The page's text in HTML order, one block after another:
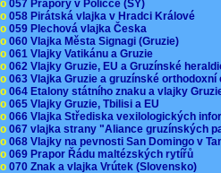
o 057 Prapory v Poličce (SY)
o 058 Pirátská vlajka v Hradci Králové
o 059 Plechová vlajka Česka
o 060 Vlajka Města Signagi (Gruzie)
o 061 Vlajky Vatikánu a Gruzie
o 062 Vlajky Gruzie, EU a Gruzínské
o 063 Vlajka Gruzie a gruzínské
o 064 Etalony státního znaku a vlajky
o 065 Vlajky Gruzie, Tbilisi a EU
o 066 Vlajka Střediska vexilologických
o 067 vlajka strany "Aliance gruzínských
o 068 Vlajky na pevnosti San Domingo v
o 069 Prapor Řádu maltézských rytířů
o 070 Znak a vlajka Vrútek (Slovensko)